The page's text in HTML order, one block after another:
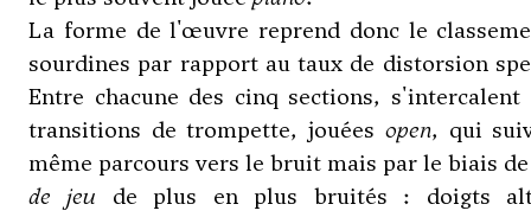
La forme de l'œuvre reprend donc le
sourdines par rapport au taux de distorsion
Entre chacune des cinq sections, s'intercalent
transitions de trompette, jouées open, qui
même parcours vers le bruit mais par le biais
de jeu de plus en plus bruités : doigts